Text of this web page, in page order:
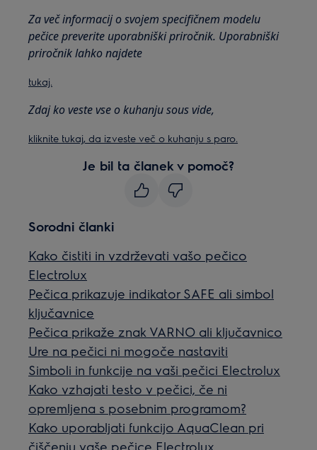
Za več informacij o svojem specifičnem modelu
pečice preverite uporabniški priročnik. Uporabniški
priročnik lahko najdete
tukaj.
Zdaj ko veste vse o kuhanju sous vide,
kliknite tukaj, da izveste več o kuhanju s paro.
Je bil ta članek v pomoč?
Sorodni članki
Kako čistiti in vzdrževati vašo pečico
Electrolux
Pečica prikazuje indikator SAFE ali simbol
ključavnice
Pečica prikaže znak VARNO ali ključavnico
Ure na pečici ni mogoče nastaviti
Simboli in funkcije na vaši pečici Electrolux
Kako vzhajati testo v pečici, če ni
opremljena s posebnim programom?
Kako uporabljati funkcijo AquaClean pri
čiščenju vaše pečice Electrolux